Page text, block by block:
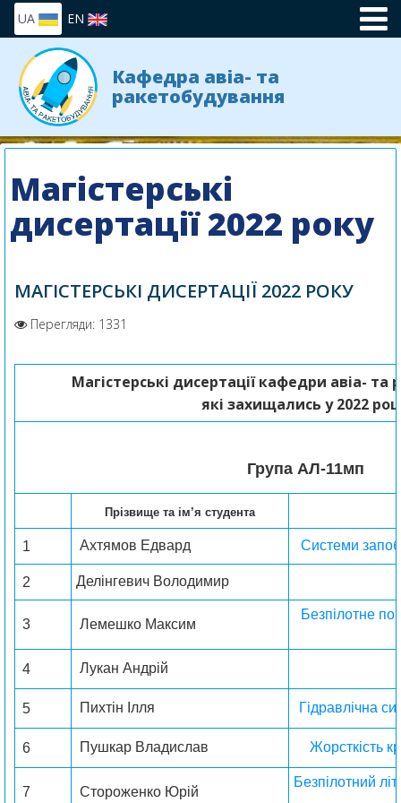
UA EN
Кафедра авіа- та
ракетобудування
Магістерські
дисертації 2022 року
МАГІСТЕРСЬКІ ДИСЕРТАЦІЇ 2022 РОКУ
Перегляди: 1331
Магістерські дисертаціїкафедри авіа- та
які захищались у 2022
Група AЛ-11мп
Прізвище та ім’я студента
1 Ахтямов Едвард Системи
2 Делінгевич Володимир
3 Лемешко Максим
Безпілотне
4 Лукан Андрій
5 Пихтін Ілля Гідравлічна
6 Пушкар Владислав Жорсткість
7 Стороженко Юрій
Безпілотний